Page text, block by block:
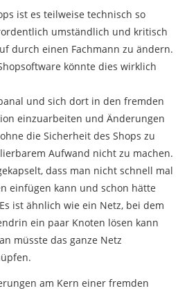
ist es teilweise technisch so
umständlich und kritisch
durch einen Fachmann zu ändern.
könnte dies wirklich
und sich dort in den fremden
einzuarbeiten und Änderungen
die Sicherheit des Shops zu
Aufwand nicht zu machen.
dass man nicht schnell mal
einfügen kann und schon hätte
ist ähnlich wie ein Netz, bei dem
ein paar Knoten lösen kann
müsste das ganze Netz
am Kern einer fremden